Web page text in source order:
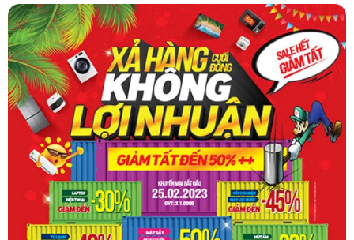
* Hình ảnh chỉ mang tính chất minh họa
Ngăn cấp đông mềm Prime Fresh+giữ thực
phẩm tươi ngon đến 7 ngày
Được thiết kế riêng biệt nên dễ dàng lấy thực phẩm khi cần. Ngoài
ra, với nhiệt độ -3 độ C giúp bảo quản thực phẩm không cần rã
đông và giữ chúng tươi ngon lên đến 7 ngày.